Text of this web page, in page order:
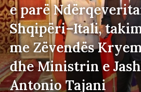
e parë
Shqipëri–Itali,
me Zëvendës
dhe Ministrin e
Antonio Tajani